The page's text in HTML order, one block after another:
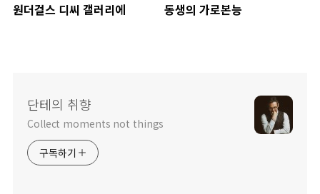
원더걸스 디씨 갤러리에 동생의 가로본능
단테의 취향
Collect moments not things
구독하기